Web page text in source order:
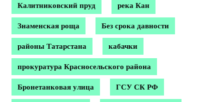
Калитниковский пруд река Кан
Знаменская роща Без срока давности
районы Татарстана кабачки
прокуратура Красносельского района
Бронетанковая улица ГСУ СК РФ